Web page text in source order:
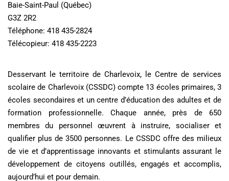
Baie-Saint-Paul (Québec)
G3Z 2R2
Téléphone: 418 435-2824
Télécopieur: 418 435-2223
Desservant le territoire de Charlevoix, le Centre de services
scolaire de Charlevoix (CSSDC) compte 13 écoles primaires, 3
écoles secondaires et un centre d’éducation des adultes et de
formation professionnelle. Chaque année, près de 650
membres du personnel œuvrent à instruire, socialiser et
qualifier plus de 3500 personnes. Le CSSDC offre des milieux
de vie et d’apprentissage innovants et stimulants assurant le
développement de citoyens outillés, engagés et accomplis,
aujourd’hui et pour demain.